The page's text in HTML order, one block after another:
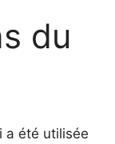
du
a été utilisée